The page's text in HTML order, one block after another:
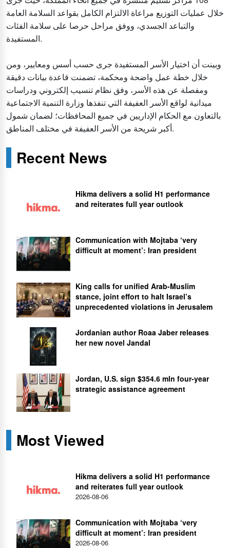
خلال عمليات التوزيع مراعاة الالتزام الكامل بقواعد السلامة العامة
والتباعد الجسدي، ووفق مراحل حرصا على سلامة الفئات
المستفيدة.
وبينت أن اختيار الأسر المستفيدة جرى حسب أسس ومعايير، ومن
خلال خطة عمل واضحة ومحكمة، تضمنت قاعدة بيانات دقيقة
ومفصلة عن هذه الأسر، وفق نظام تنسيب إلكتروني ودراسات
ميدانية لواقع الأسر العفيفة التي تنفذها وزارة التنمية الاجتماعية
بالتعاون مع الحكام الإداريين في جميع المحافظات؛ لضمان شمول
أكبر شريحة من الأسر العفيفة في مختلف المناطق.
Recent News
Hikma delivers a solid H1 performance
and reiterates full year outlook
Communication with Mojtaba ‘very
difficult at moment’: Iran president
King calls for unified Arab-Muslim
stance, joint effort to halt Israel’s
unprecedented violations in Jerusalem
Jordanian author Roaa Jaber releases
her new novel Jandal
Jordan, U.S. sign $354.6 mln four-year
strategic assistance agreement
Most Viewed
Hikma delivers a solid H1 performance
and reiterates full year outlook
2026-08-06
Communication with Mojtaba ‘very
difficult at moment’: Iran president
2026-08-06